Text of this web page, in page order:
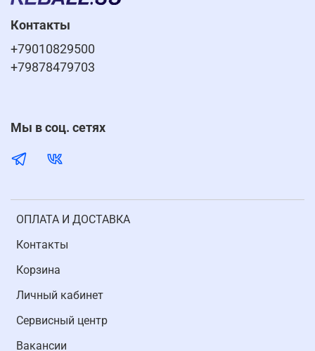
ОПЛАТА И ДОСТАВКА
Контакты
Корзина
Личный кабинет
Cервисный центр
Вакансии
Контакты
+79010829500
+79878479703
Мы в соц. сетях